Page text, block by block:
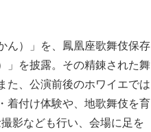
ん）」を、鳳凰座歌舞伎保存
」を披露。その精錬された舞
た、公演前後のホワイエでは
着付け体験や、地歌舞伎を育
影なども行い、会場に足を